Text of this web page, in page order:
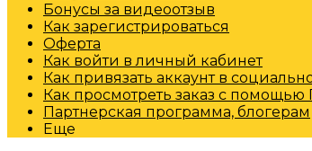
Бонусы за видеоотзыв
Как зарегистрироваться
Оферта
Как войти в личный кабинет
Как привязать аккаунт в
Как просмотреть заказ с
Партнерская программа, блогерам
Еще